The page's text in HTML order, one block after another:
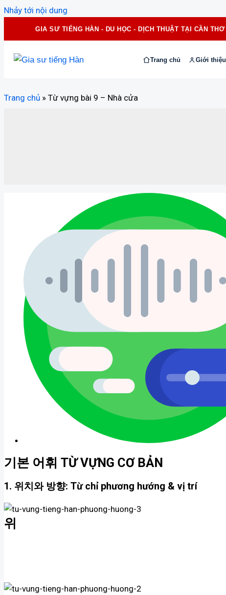
Nhảy tới nội dung
GIA SƯ TIẾNG HÀN - DU HỌC - DỊCH THUẬT TẠI CẦN THƠ
Trang chủ Giới thiệu
Trang chủ » Từ vựng bài 9 – Nhà cửa
기본 어휘 TỪ VỰNG CƠ BẢN
1. 위치와 방향: Từ chỉ phương hướng & vị trí
위